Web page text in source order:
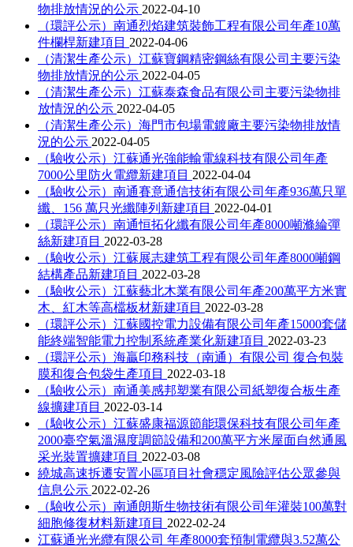
物排放情況的公示 2022-04-10
（環評公示）南通烈焰建筑裝飾工程有限公司年產10萬
件欄桿新建項目 2022-04-06
（清潔生產公示）江蘇寶鋼精密鋼絲有限公司主要污染
物排放情況的公示 2022-04-05
（清潔生產公示）江蘇泰森食品有限公司主要污染物排
放情況的公示 2022-04-05
（清潔生產公示）海門市包場電鍍廠主要污染物排放情
況的公示 2022-04-05
（驗收公示）江蘇通光強能輸電線科技有限公司年產
7000公里防火電纜新建項目 2022-04-04
（驗收公示）南通賽意通信技術有限公司年產936萬只單
纖、156 萬只光纖陣列新建項目 2022-04-01
（環評公示）南通恒拓化纖有限公司年產8000噸滌綸彈
絲新建項目 2022-03-28
（驗收公示）江蘇展志建筑工程有限公司年產8000噸鋼
結構產品新建項目 2022-03-28
（驗收公示）江蘇藝北木業有限公司年產200萬平方米實
木、紅木等高檔板材新建項目 2022-03-28
（環評公示）江蘇國控電力設備有限公司年產15000套儲
能終端智能電力控制系統產業化新建項目 2022-03-23
（環評公示）海贏印務科技（南通）有限公司 復合包裝
膜和復合包袋生產項目 2022-03-18
（驗收公示）南通美感邦塑業有限公司紙塑復合板生產
線擴建項目 2022-03-14
（驗收公示）江蘇盛康福源節能環保科技有限公司年產
2000臺空氣溫濕度調節設備和200萬平方米屋面自然通風
采光裝置擴建項目 2022-03-08
繞城高速拆遷安置小區項目社會穩定風險評估公眾參與
信息公示 2022-02-26
（驗收公示）南通朗斯生物技術有限公司年灌裝100萬對
細胞修復材料新建項目 2022-02-24
江蘇通光光纜有限公司 年產8000套預制電纜與3.52萬公